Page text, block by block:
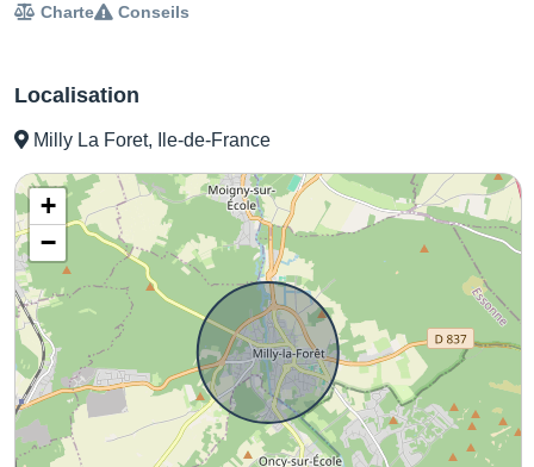
Localisation
Milly La Foret, Ile-de-France
+
−
Charte Conseils